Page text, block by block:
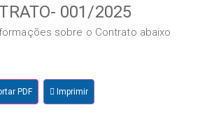
001/2025
sobre o Contrato abaixo
PDF Imprimir